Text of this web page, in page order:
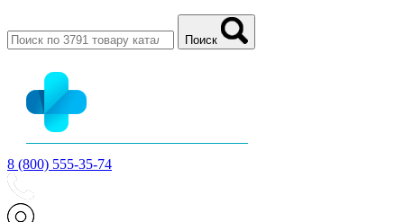
Поиск
8 (800) 555-35-74